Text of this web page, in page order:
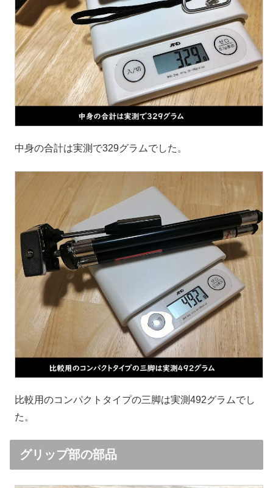
中身の合計は実測で329グラムでした。
比較用のコンパクトタイプの三脚は実測492グラムでし
た。
グリップ部の部品